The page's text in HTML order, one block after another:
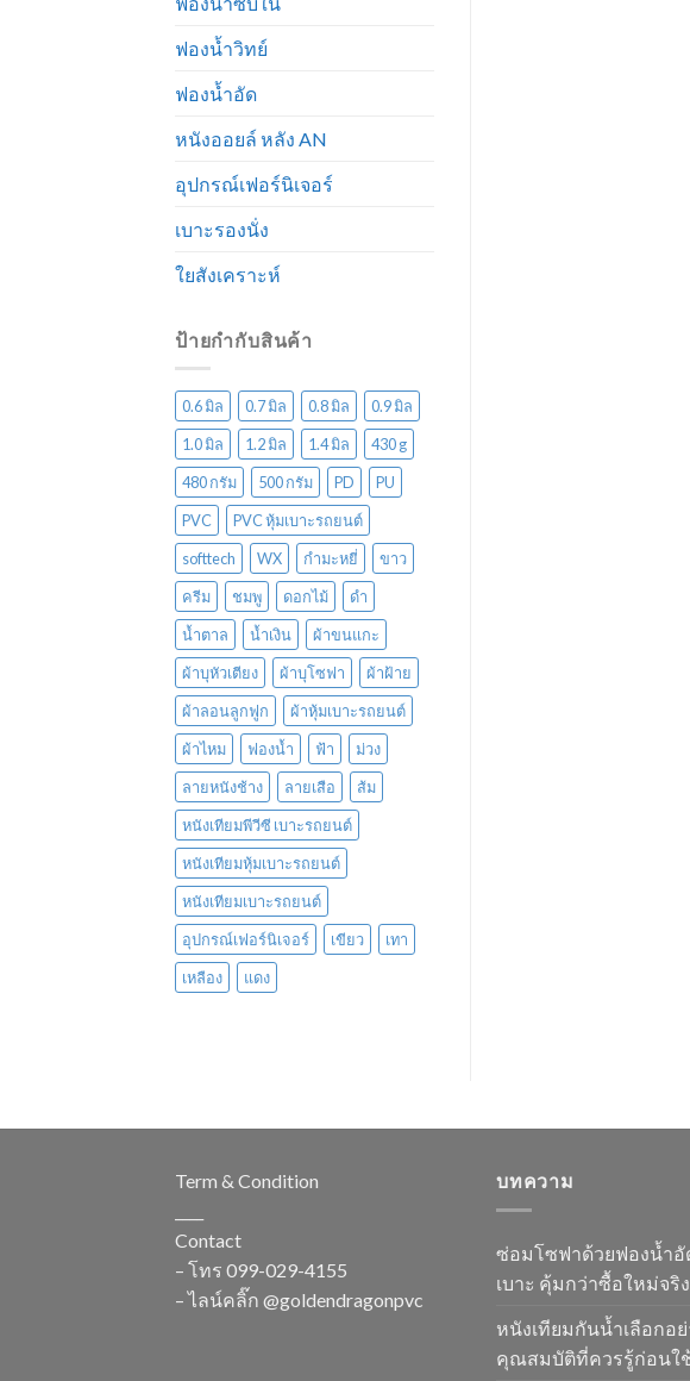
ฟองน้ำวิทย์
ฟองน้ำอัด
หนังออยล์ หลัง AN
อุปกรณ์เฟอร์นิเจอร์
เบาะรองนั่ง
ใยสังเคราะห์
ป้ายกำกับสินค้า
0.6 มิล 0.7 มิล 0.8 มิล
0.9 มิล
1.0 มิล
1.2 มิล 1.4 มิล
430 g
480 กรัม
500 กรัม PD
PU
PVC
PVC หุ้มเบาะรถยนต์
softtech
WX กำมะหยี่
ขาว
ครีม
ชมพู ดอกไม้
ดำ
น้ำตาล
น้ำเงิน
ผ้าขนแกะ
ผ้าบุหัวเตียง
ผ้าบุโซฟา
ผ้าฝ้าย
ผ้าลอนลูกฟูก
ผ้าหุ้มเบาะรถยนต์
ผ้าไหม
ฟองน้ำ ฟ้า
ม่วง
ลายหนังช้าง
ลายเสือ
ส้ม
หนังเทียมพีวีซี เบาะรถยนต์
หนังเทียมหุ้มเบาะรถยนต์
หนังเทียมเบาะรถยนต์
อุปกรณ์เฟอร์นิเจอร์
เขียว
เทา
เหลือง
แดง
Term & Condition
Contact
– โทร 099-029-4155
– ไลน์คลิ๊ก @goldendragonpvc
บทความ
ซ่อมโซฟาด้วยฟองน้ำอั
เบาะ คุ้มกว่าซื้อใหม่จริ
หนังเทียมกันน้ำเลือกอย่
คุณสมบัติที่ควรรู้ก่อนใ